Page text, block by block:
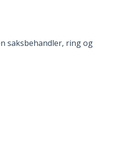
saksbehandler, ring og